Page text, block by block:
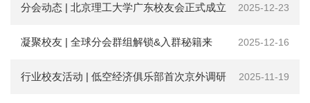
友
闻
ENGLISH
办：七年之约，共话投资新篇 2025-12-23
分会动态 | 北京理工大学广东校友会正式成立
2025-12-16
凝聚校友 | 全球分会群组解锁&入群秘籍来
啦！ 2025-11-19
行业校友活动 | 低空经济俱乐部首次京外调研